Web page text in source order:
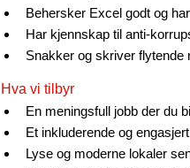
Behersker Excel godt og
Har kjennskap til anti-
Snakker og skriver flytende
Hva vi tilbyr
En meningsfull jobb der du
Et inkluderende og
Lyse og moderne lokaler